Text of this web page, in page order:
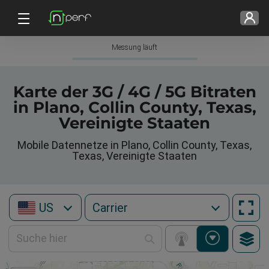
Messung läuft
Karte der 3G / 4G / 5G Bitraten
in Plano, Collin County, Texas,
Vereinigte Staaten
Mobile Datennetze in Plano, Collin County, Texas,
Texas, Vereinigte Staaten
US